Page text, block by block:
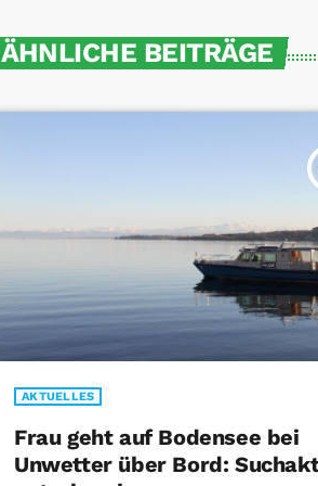
ÄHNLICHE BEITRÄGE
AKTUELLES
Frau geht auf Bodensee bei
Unwetter über Bord: